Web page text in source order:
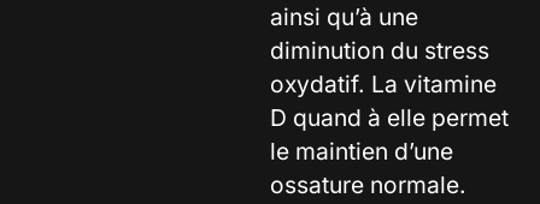
ainsi qu’à une
diminution du stress
oxydatif. La vitamine
D quand à elle permet
le maintien d’une
ossature normale.